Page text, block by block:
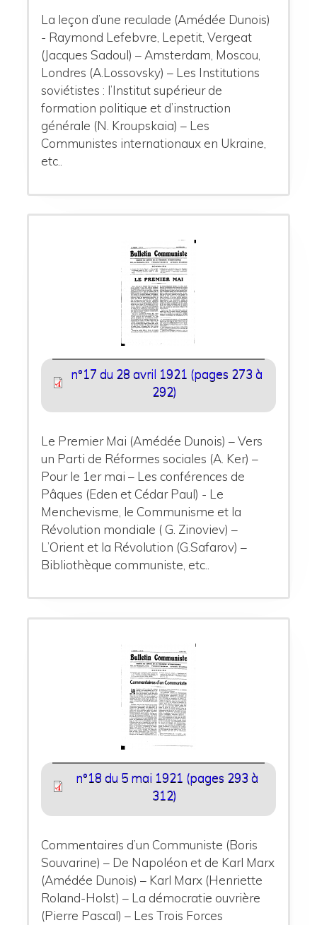
La leçon d’une reculade (Amédée Dunois)
- Raymond Lefebvre, Lepetit, Vergeat
(Jacques Sadoul) – Amsterdam, Moscou,
Londres (A.Lossovsky) – Les Institutions
soviétistes : l’Institut supérieur de
formation politique et d’instruction
générale (N. Kroupskaia) – Les
Communistes internationaux en Ukraine,
etc..
n°17 du 28 avril 1921 (pages 273 à
292)
Le Premier Mai (Amédée Dunois) – Vers
un Parti de Réformes sociales (A. Ker) –
Pour le 1er mai – Les conférences de
Pâques (Eden et Cédar Paul) - Le
Menchevisme, le Communisme et la
Révolution mondiale ( G. Zinoviev) –
L’Orient et la Révolution (G.Safarov) –
Bibliothèque communiste, etc..
n°18 du 5 mai 1921 (pages 293 à
312)
Commentaires d’un Communiste (Boris
Souvarine) – De Napoléon et de Karl Marx
(Amédée Dunois) – Karl Marx (Henriette
Roland-Holst) – La démocratie ouvrière
(Pierre Pascal) – Les Trois Forces